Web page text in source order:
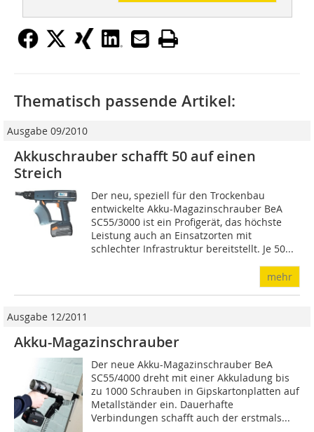
Thematisch passende Artikel:
Ausgabe 09/2010
Akkuschrauber schafft 50 auf einen
Streich
Der neu, speziell für den Trockenbau
entwickelte Akku-Magazinschrauber BeA
SC55/3000 ist ein Profigerät, das höchste
Leistung auch an Einsatzorten mit
schlechter Infrastruktur bereitstellt. Je 50...
mehr
Ausgabe 12/2011
Akku-Magazinschrauber
Der neue Akku-Magazinschrau­ber BeA
SC55/4000 dreht mit einer Akkuladung bis
zu 1000 Schrauben in Gipskartonplatten auf
Metallständer ein. Dauerhafte
Verbindungen schafft auch der erstmals...